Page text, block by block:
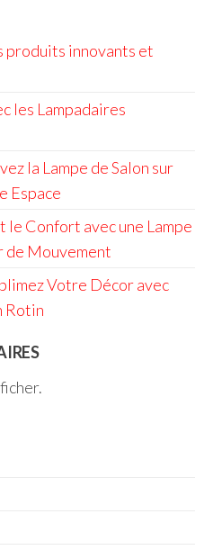
produits innovants et
les Lampadaires
la Lampe de Salon sur
Espace
le Confort avec une Lampe
de Mouvement
Votre Décor avec
Rotin